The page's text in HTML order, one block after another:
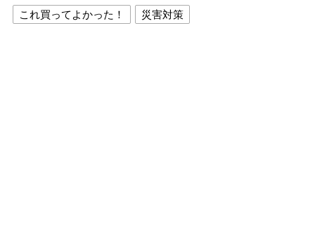
これ買ってよかった！
災害対策